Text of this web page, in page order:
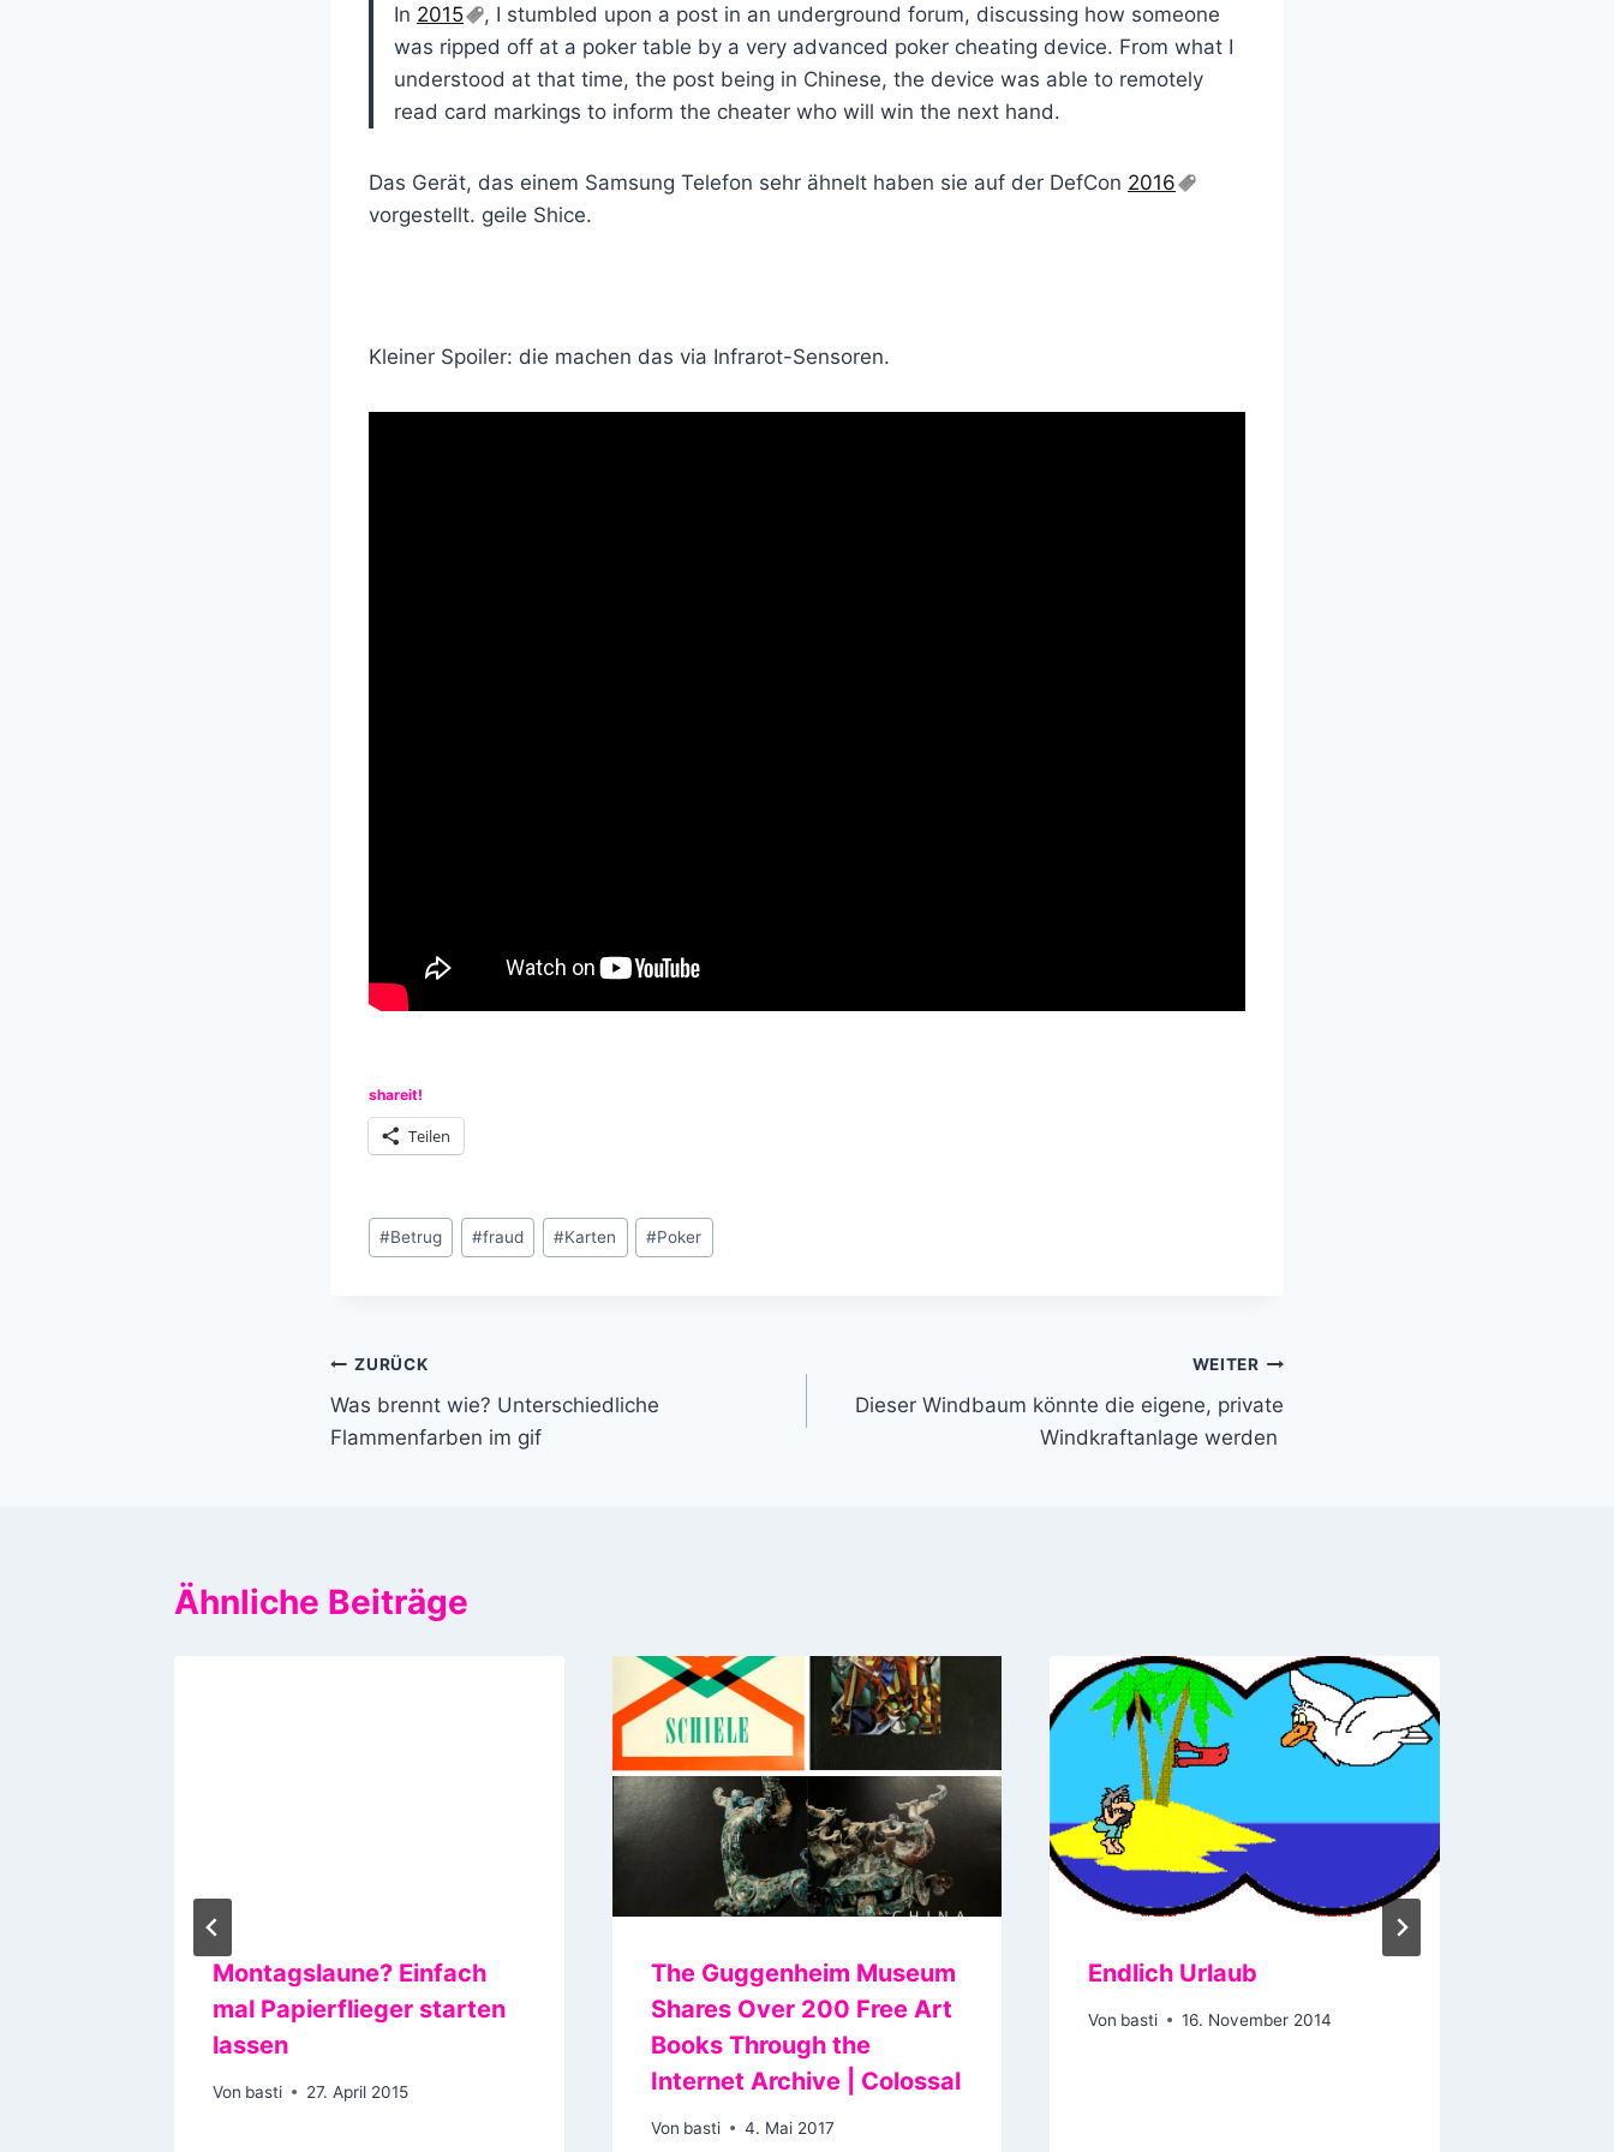
In 2015
, I stumbled upon a post in an underground forum, discussing how someone
was ripped off at a poker table by a very advanced poker cheating device. From what I
understood at that time, the post being in Chinese, the device was able to remotely
read card markings to inform the cheater who will win the next hand.
Das Gerät, das einem Samsung Telefon sehr ähnelt haben sie auf der DefCon 2016
vorgestellt. geile Shice.
Kleiner Spoiler: die machen das via Infrarot-Sensoren.
shareit!
Teilen
Schlagworte:
#Betrug #fraud #Karten #Poker
Beitragsnavigation
ZURÜCK
Was brennt wie? Unterschiedliche
Flammenfarben im gif
WEITER
Dieser Windbaum könnte die eigene, private
Windkraftanlage werden
Ähnliche Beiträge
Montagslaune? Einfach
mal Papierflieger starten
lassen
Von basti 27. April 2015
The Guggenheim Museum
Shares Over 200 Free Art
Books Through the
Internet Archive | Colossal
Von basti 4. Mai 2017
Endlich Urlaub
Von basti 16. November 2014